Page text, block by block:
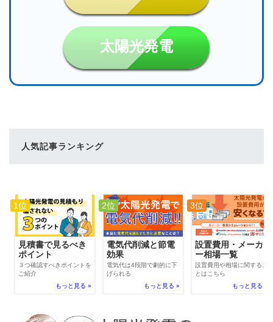
太陽光発電
人気記事ランキング
1位
見積書で見るべき
ポイント
３つ確認すべきポイントを
ご紹介
もっと見る »
2位
電気代削減と節電
効果
電気代は4段階で劇的に下
げられる
もっと見る »
3位
設置費用・メーカ
ー相場一覧
設置費用や相場に関するこ
とはこちら
もっと見る »